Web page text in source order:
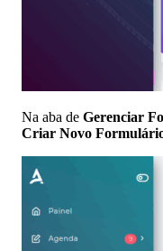
Na aba de Gerenciar
Criar Novo